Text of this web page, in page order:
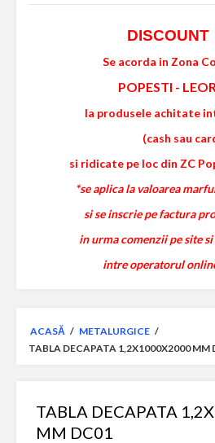
Se acorda in Zona
POPESTI -
la produsele achitate
(cash sau
si ridicate pe loc din ZC
*se aplica la valoarea
si se inscrie pe factura
in urma comenzii pe site
intre operatorul
ACASĂ / METALURGICE /
TABLA DECAPATA 1,2X1000X2000 MM
TABLA DECAPATA
MM DC01